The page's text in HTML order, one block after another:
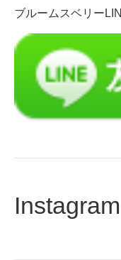
入
ブルームスベリー
Instagram